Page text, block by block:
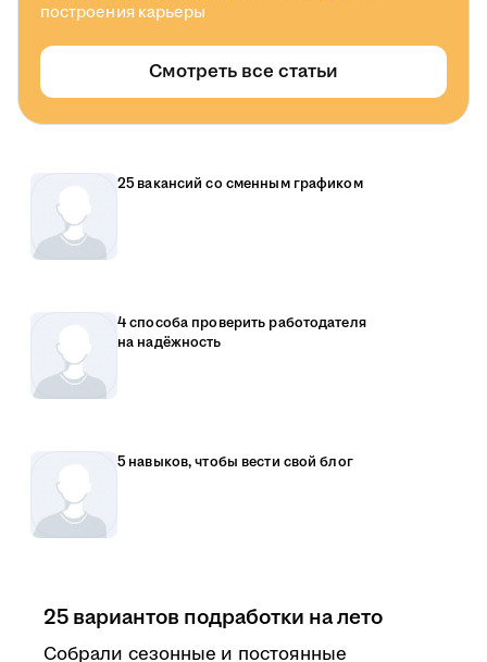
построения карьеры
Смотреть все статьи
25 вакансий со сменным графиком
4 способа проверить работодателя
на надёжность
5 навыков, чтобы вести свой блог
25 вариантов подработки на лето
Собрали сезонные и постоянные